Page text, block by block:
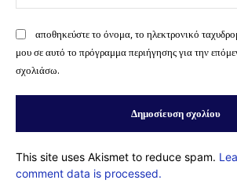
αποθηκεύστε το όνομα, το ηλεκτρονικό
μου σε αυτό το πρόγραμμα περιήγησης για την
σχολιάσω.
This site uses Akismet to reduce spam.
comment data is processed.